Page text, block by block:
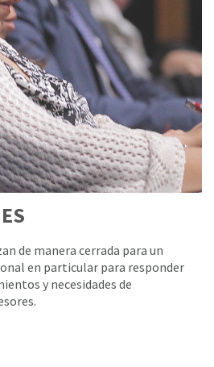
de manera cerrada para un
en particular para responder
y necesidades de